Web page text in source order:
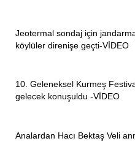
Jeotermal sondaj için
köylüler direnişe geçti-VİDEO
10. Geleneksel Kurmeş
gelecek konuşuldu -VİDEO
Analardan Hacı Bektaş Veli